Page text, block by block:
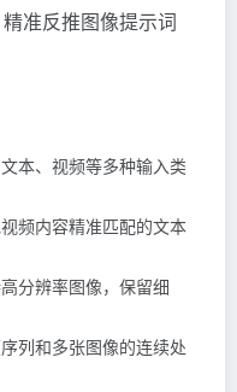
本、视频等多种输入类
频内容精准匹配的文本
分辨率图像，保留细
列和多张图像的连续处